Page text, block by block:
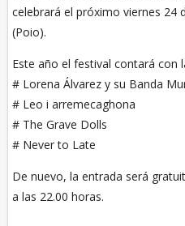
celebrará el próximo viernes 24
(Poio).
Este año el festival contará con
# Lorena Álvarez y su Banda
# Leo i arremecaghona
# The Grave Dolls
# Never to Late
De nuevo, la entrada será
a las 22.00 horas.